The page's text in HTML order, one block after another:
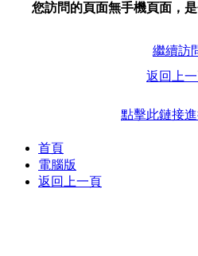
您訪問的頁面無手機頁面，
繼續訪
返回上
點擊此鏈接
首頁
電腦版
返回上一頁